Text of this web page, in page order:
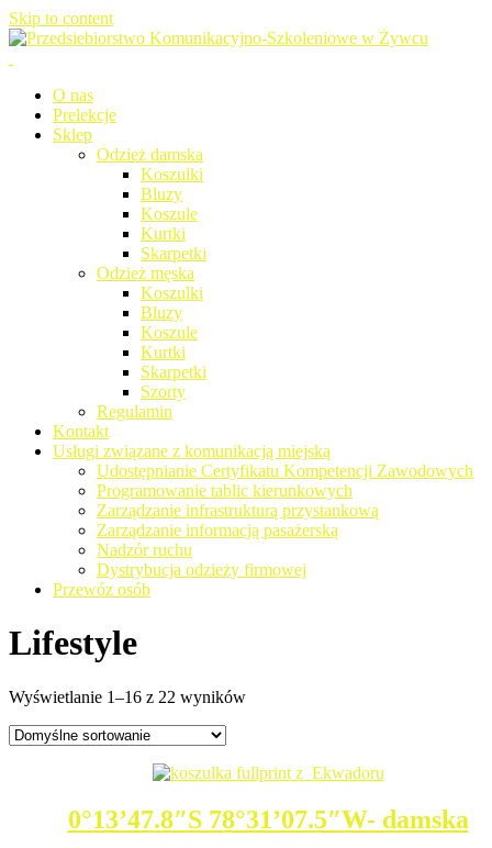
Skip to content
Przedsiebiorstwo
Komunikacyjno-Szkoleniowe w
Żywcu
O nas
Prelekcje
Sklep
Odzież damska
Koszulki
Bluzy
Koszule
Kurtki
Skarpetki
Odzież męska
Koszulki
Bluzy
Koszule
Kurtki
Skarpetki
Szorty
Regulamin
Kontakt
Usługi związane z komunikacją miejską
Udostępnianie Certyfikatu Kompetencji Zawodowych
Programowanie tablic kierunkowych
Zarządzanie infrastrukturą przystankową
Zarządzanie informacją pasażerską
Nadzór ruchu
Dystrybucja odzieży firmowej
Przewóz osób
Lifestyle
Wyświetlanie 1–16 z 22 wyników
0°13’47.8″S 78°31’07.5″W- damska